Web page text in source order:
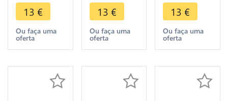
III 1930 BP
Silver ->
Make offer
13 €
Ou faça uma
oferta
III 1930 BP
Silver ->
Make offer
13 €
Ou faça uma
oferta
III 1930 BP
Silver ->
Make offer
13 €
Ou faça uma
oferta